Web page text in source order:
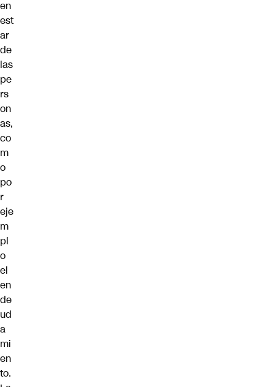
en
est
ar
de
las
pe
rs
on
as,
co
m
o
po
r
eje
m
pl
o
el
en
de
ud
a
mi
en
to.